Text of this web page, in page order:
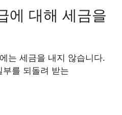
에 대해 세금을
는 세금을 내지 않습니다.
를 되돌려 받는